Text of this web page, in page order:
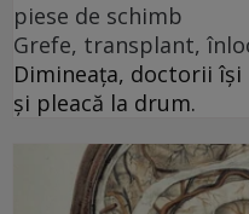
piese de schimb
Grefe, transplant,
Dimineața, doctorii își
și pleacă la drum.